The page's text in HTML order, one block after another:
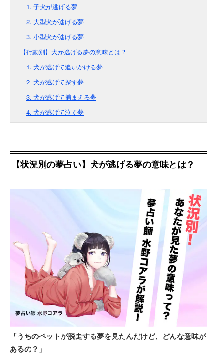
1. 子犬が逃げる夢
2. 大型犬が逃げる夢
3. 小型犬が逃げる夢
【行動別】犬が逃げる夢の意味とは？
1. 犬が逃げて追いかける夢
2. 犬が逃げて探す夢
3. 犬が逃げて捕まえる夢
4. 犬が逃げて泣く夢
【状況別の夢占い】犬が逃げる夢の意味とは？
「うちのペットが脱走する夢を見たんだけど、どんな意味が
あるの？」